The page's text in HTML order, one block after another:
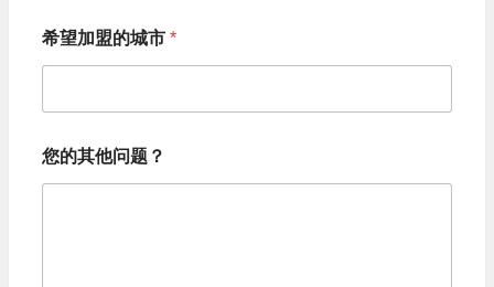
加
盟
的
市
望
i
e
d
希望加盟的城市 *
您的其他问题？